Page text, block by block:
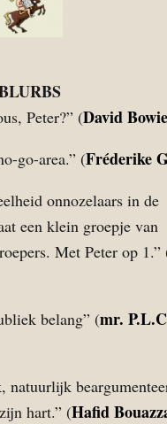
Peter?” (David Bowie
go-area.” (Fréderike
onnozelaars in de
een klein groepje van
Met Peter op 1.”
belang” (mr.
natuurlijk
hart.” (Hafid